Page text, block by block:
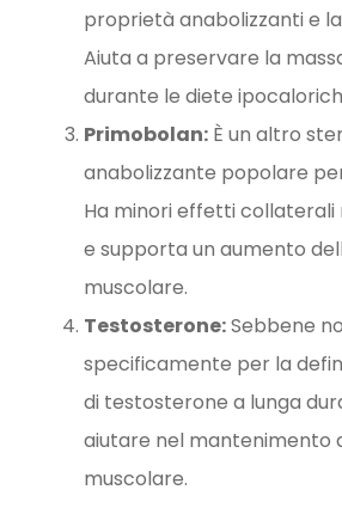
proprietà anabolizzanti e
Aiuta a preservare la
durante le diete
Primobolan: È un altro
anabolizzante popolare
Ha minori effetti
e supporta un aumento
muscolare.
Testosterone:Sebbene
specificamente per la
di testosterone a lunga
aiutare nel mantenimento
muscolare.